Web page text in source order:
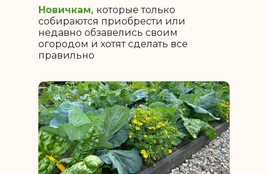
Новичкам, которые только
собираются приобрести или
недавно обзавелись своим
огородом и хотят сделать все
правильно